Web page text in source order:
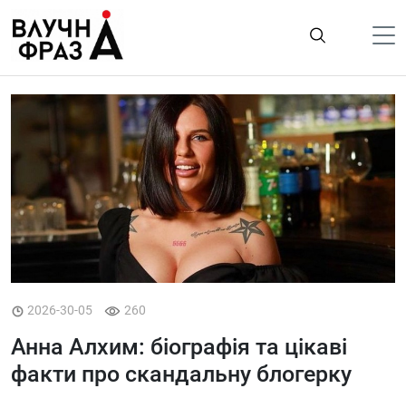
содержимому
Політика
Гроші
Життя
Лайфстайл
ТехноНаука
Корисності
Ukraine
Про нас
2026-30-05 260
Анна Алхим: біографія та цікаві
факти про скандальну блогерку